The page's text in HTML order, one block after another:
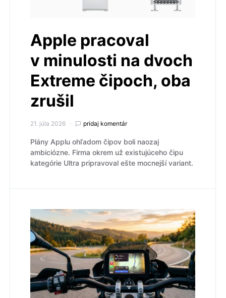
Apple pracoval
v minulosti na dvoch
Extreme čipoch, oba
zrušil
21. júla 2026 pridaj komentár
Plány Applu ohľadom čipov boli naozaj
ambiciózne. Firma okrem už existujúceho čipu
kategórie Ultra pripravoval ešte mocnejší variant.